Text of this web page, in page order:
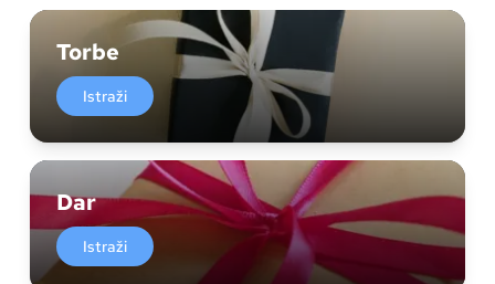
Torbe
Istraži
Dar
Istraži